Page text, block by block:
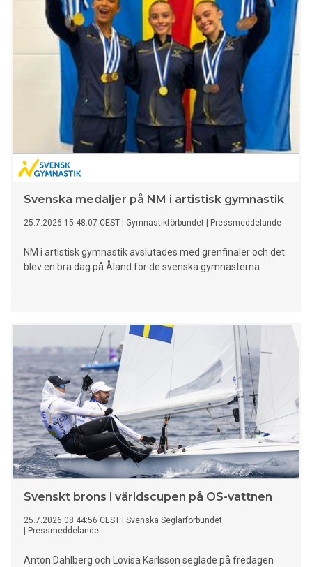
Svenska medaljer på NM i artistisk gymnastik
25.7.2026 15:48:07 CEST Gymnastikförbundet Pressmeddelande
NM i artistisk gymnastik avslutades med grenfinaler och det
blev en bra dag på Åland för de svenska gymnasterna.
Svenskt brons i världscupen på OS-vattnen
25.7.2026 08:44:56 CEST
Svenska Seglarförbundet
Pressmeddelande
Anton Dahlberg och Lovisa Karlsson seglade på fredagen